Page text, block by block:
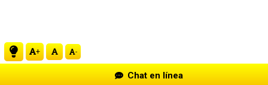
+ -
Chat en línea